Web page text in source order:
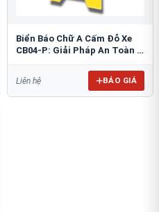
Biển Báo Chữ A Cấm Đỗ Xe
CB04-P: Giải Pháp An Toàn &
Liên hệ BÁO GIÁ